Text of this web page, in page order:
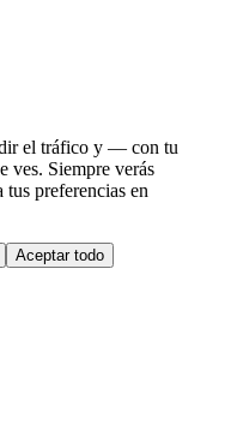
el tráfico y — con tu
ves. Siempre verás
preferencias en
Aceptar todo